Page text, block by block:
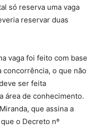
só reserva uma vaga
reservar duas
vaga foi feito com base
concorrência, o que não
ser feita
área de conhecimento.
que assina a
o Decreto nº